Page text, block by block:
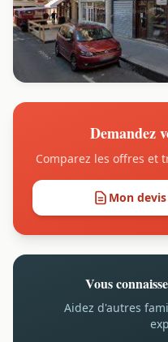
Demandez
Comparez les offres et
Mon
Vous
Aidez d'autres